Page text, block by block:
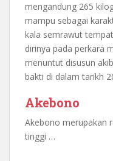
mengandung 265
mampu sebagai
kala semrawut
dirinya pada perkara
menuntut disusun
bakti di dalam tarikh
Akebono
Akebono merupakan
tinggi …